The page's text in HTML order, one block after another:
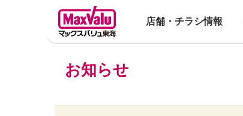
店舗・チラシ情報
お知らせ